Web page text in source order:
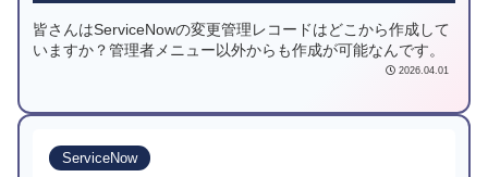
皆さんはServiceNowの変更管理レコードはどこから作成して
いますか？管理者メニュー以外からも作成が可能なんです。
2026.04.01
ServiceNow